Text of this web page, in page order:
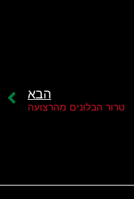
הבא
טרור הבלונים מהרצועה